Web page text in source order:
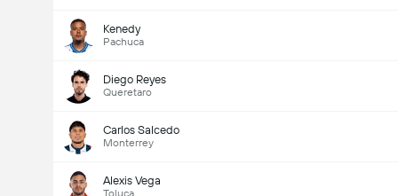
Kenedy
Pachuca
Diego Reyes
Queretaro
Carlos Salcedo
Monterrey
Alexis Vega
Toluca